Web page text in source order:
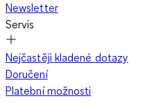
Newsletter
Servis
Nejčastěji kladené dotazy
Doručení
Platební možnosti